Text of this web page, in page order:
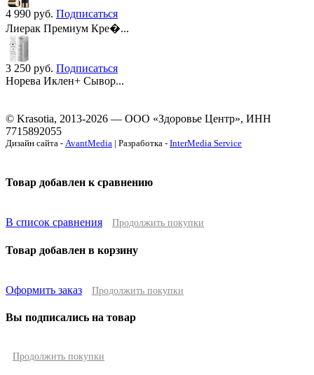
4 990 руб. Подписаться
Лиерак Премиум Кре�...
3 250 руб. Подписаться
Норева Иклен+ Сывор...
© Krasotia, 2013-2026 — ООО «Здоровье Центр», ИНН
7715892055
Дизайн сайта - AvantMedia | Разработка - InterMedia Service
Товар добавлен к сравнению
В список сравнения Продолжить покупки
Товар добавлен в корзину
Оформить заказ Продолжить покупки
Вы подписались на товар
Продолжить покупки